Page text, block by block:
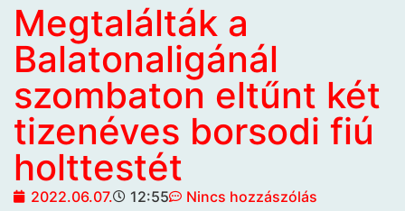
Megtalálták a
Balatonaligánál
szombaton eltűnt két
tizenéves borsodi fiú
holttestét
2022.06.07. 12:55
Nincs hozzászólás